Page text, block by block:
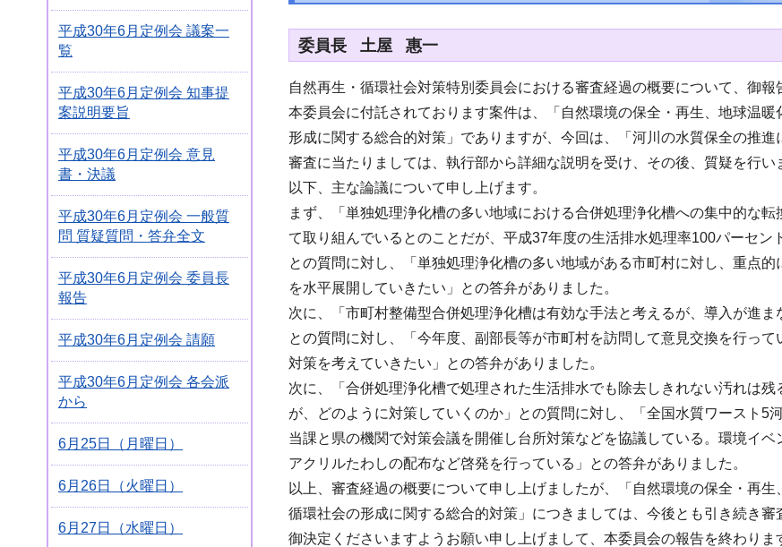
平成30年6月定例会 議案一
覧
平成30年6月定例会 知事提
案説明要旨
平成30年6月定例会 意見
書・決議
平成30年6月定例会 一般質
問 質疑質問・答弁全文
平成30年6月定例会 委員長
報告
平成30年6月定例会 請願
平成30年6月定例会 各会派
から
6月25日（月曜日）
6月26日（火曜日）
6月27日（水曜日）
委員長 土屋 惠一
自然再生・循環社会対策特別委員会における審査経過の概要について、御報
本委員会に付託されております案件は、「自然環境の保全・再生、地球温
形成に関する総合的対策」でありますが、今回は、「河川の水質保全の推進
審査に当たりましては、執行部から詳細な説明を受け、その後、質疑を行い
以下、主な論議について申し上げます。
まず、「単独処理浄化槽の多い地域における合併処理浄化槽への集中的な
て取り組んでいるとのことだが、平成37年度の生活排水処理率100パーセン
との質問に対し、「単独処理浄化槽の多い地域がある市町村に対し、重点
を水平展開していきたい」との答弁がありました。
次に、「市町村整備型合併処理浄化槽は有効な手法と考えるが、導入が進
との質問に対し、「今年度、副部長等が市町村を訪問して意見交換を行っ
対策を考えていきたい」との答弁がありました。
次に、「合併処理浄化槽で処理された生活排水でも除去しきれない汚れは
が、どのように対策していくのか」との質問に対し、「全国水質ワースト5
当課と県の機関で対策会議を開催し台所対策などを協議している。環境イ
アクリルたわしの配布など啓発を行っている」との答弁がありました。
以上、審査経過の概要について申し上げましたが、「自然環境の保全・再
循環社会の形成に関する総合的対策」につきましては、今後とも引き続き
御決定くださいますようお願い申し上げまして、本委員会の報告を終わりま